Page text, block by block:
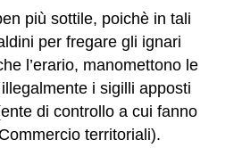
più sottile, poichè in tali
per fregare gli ignari
l’erario, manomettono le
i sigilli apposti
di controllo a cui fanno
territoriali).